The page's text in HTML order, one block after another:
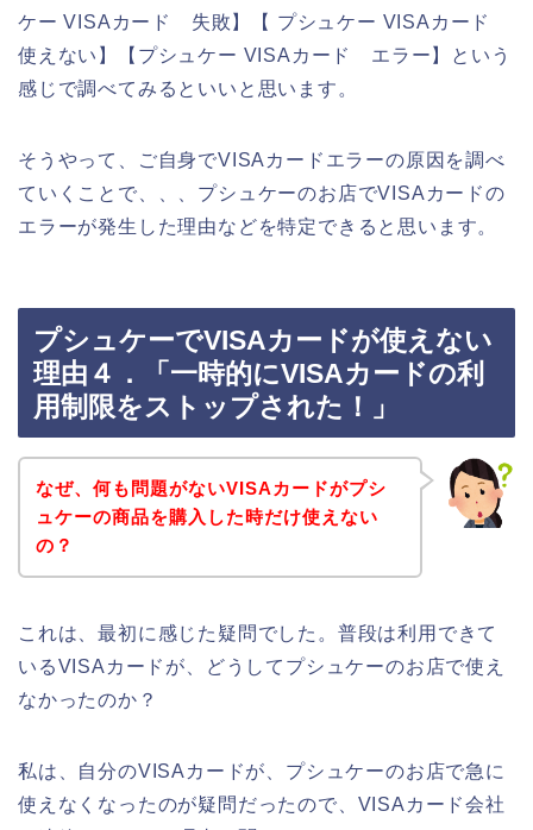
ケー VISAカード 失敗】【 プシュケー VISAカード
使えない】【プシュケー VISAカード エラー】という
感じで調べてみるといいと思います。
そうやって、ご自身でVISAカードエラーの原因を調べ
ていくことで、、、プシュケーのお店でVISAカードの
エラーが発生した理由などを特定できると思います。
プシュケーでVISAカードが使えない
理由４．「一時的にVISAカードの利
用制限をストップされた！」
なぜ、何も問題がないVISAカードがプシ
ュケーの商品を購入した時だけ使えない
の？
これは、最初に感じた疑問でした。普段は利用できて
いるVISAカードが、どうしてプシュケーのお店で使え
なかったのか？
私は、自分のVISAカードが、プシュケーのお店で急に
使えなくなったのが疑問だったので、VISAカード会社